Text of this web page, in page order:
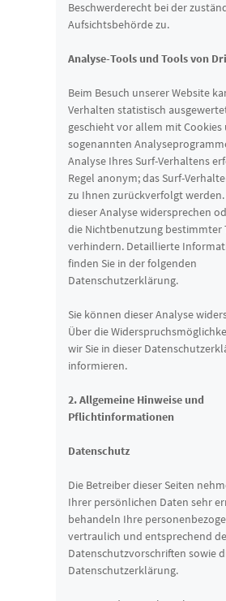
Beschwerderecht bei der
Aufsichtsbehörde zu.
Analyse-Tools und Tools von
Beim Besuch unserer Website
Verhalten statistisch
geschieht vor allem mit
sogenannten
Analyse Ihres Surf-Verhaltens
Regel anonym; das Surf-
zu Ihnen zurückverfolgt werden.
dieser Analyse widersprechen
die Nichtbenutzung bestimmter
verhindern. Detaillierte
finden Sie in der folgenden
Datenschutzerklärung.
Sie können dieser Analyse
Über die
wir Sie in dieser
informieren.
2. Allgemeine Hinweise und
Pflichtinformationen
Datenschutz
Die Betreiber dieser Seiten
Ihrer persönlichen Daten sehr
behandeln Ihre
vertraulich und entsprechend
Datenschutzvorschriften sowie
Datenschutzerklärung.